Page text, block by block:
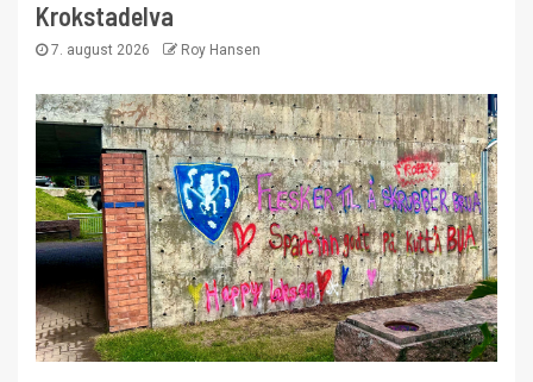
Krokstadelva
7. august 2026 Roy Hansen